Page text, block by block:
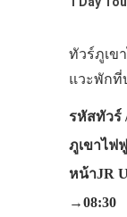
ทัวร์ภูเข
แวะพักที่
รหัสทัวร์
ภูเขาไฟ
หน้าJR
→08:30